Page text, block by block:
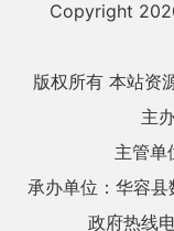
Copyright
版权所有 本站资
主
主管单
承办单位：华容县
政府热线